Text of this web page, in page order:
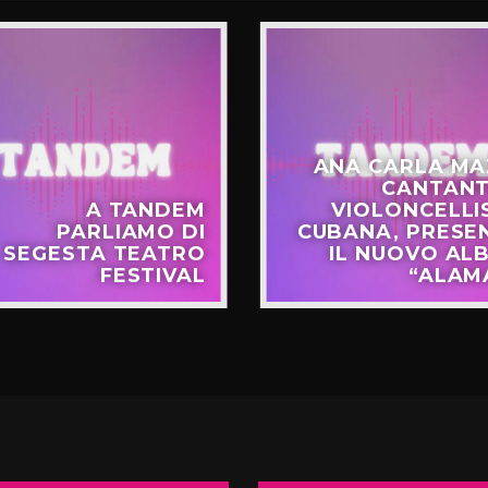
A TANDEM
PARLIAMO DI
SEGESTA TEATRO
FESTIVAL
ANA CARLA
CUBANA,
IL NUOVO